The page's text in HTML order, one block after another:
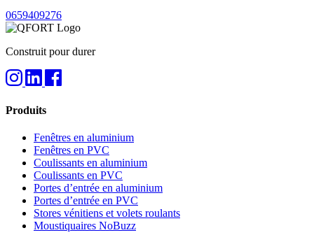
0659409276
Construit pour durer
Produits
Fenêtres en aluminium
Fenêtres en PVC
Coulissants en aluminium
Coulissants en PVC
Portes d’entrée en aluminium
Portes d’entrée en PVC
Stores vénitiens et volets roulants
Moustiquaires NoBuzz